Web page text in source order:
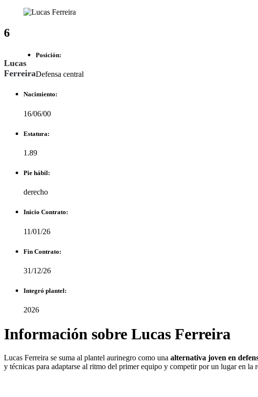
6
Lucas
Ferreira
Posición:
Defensa central
Nacimiento:
16/06/00
Estatura:
1.89
Pie hábil:
derecho
Inicio Contrato:
11/01/26
Fin Contrato:
31/12/26
Integró plantel:
2026
Información sobre Lucas Ferreira
Lucas Ferreira se suma al plantel aurinegro como una alternativa joven en
y técnicas para adaptarse al ritmo del primer equipo y competir por un lugar en la